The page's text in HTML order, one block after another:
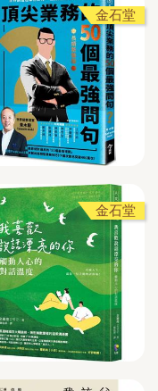
金石堂
金石堂